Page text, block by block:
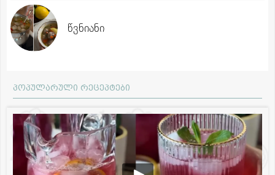
წვნიანი
პოპულარული რეცეპტები